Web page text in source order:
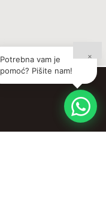
×
Potrebna vam je
pomoć? Pišite nam!